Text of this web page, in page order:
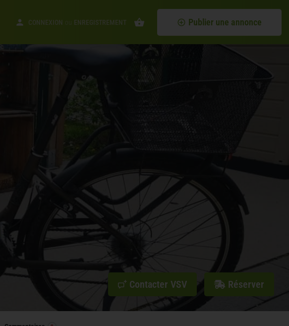
CONNEXION ou ENREGISTREMENT Publier une annonce
Contacter VSV Réserver